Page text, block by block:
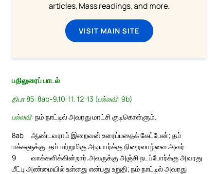
articles, Mass readings, and more.
VISIT MAIN SITE
பதிலுரைப் பாடல்
திபா 85: 8ab-9,10-11. 12-13 (பல்லவி: 9b)
பல்லவி: நம் நாட்டில் அவரது மாட்சி குடிகொள்ளும்.
8ab
ஆண்டவராம் இறைவன் உரைப்பதைக் கேட்பேன்; தம்
மக்களுக்கு, தம் பற்றுமிகு அடியார்க்கு நிறைவாழ்வை அவர்
வாக்களிக்கின்றார்.
9
அவருக்கு அஞ்சி நடப்போர்க்கு அவரது
மீட்பு அண்மையில் உள்ளது என்பது உறுதி; நம் நாட்டில் அவரது